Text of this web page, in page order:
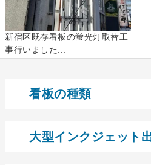
新宿区既存看板の蛍光灯取替工
事行いました...
看板の種類
大型インクジェット